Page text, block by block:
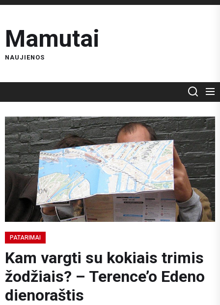
Skip
the
content
Mamutai
NAUJIENOS
PATARIMAI
Kam vargti su kokiais trimis
žodžiais? – Terence’o Edeno
dienoraštis